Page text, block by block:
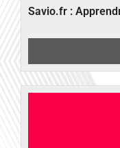
Savio.fr :